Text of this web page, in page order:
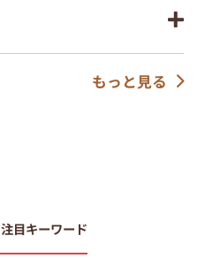
もっと見る
注目キーワード